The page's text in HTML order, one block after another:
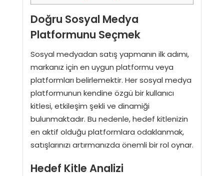
Doğru Sosyal Medya
Platformunu Seçmek
Sosyal medyadan satış yapmanın ilk adımı,
markanız için en uygun platformu veya
platformları belirlemektir. Her sosyal medya
platformunun kendine özgü bir kullanıcı
kitlesi, etkileşim şekli ve dinamiği
bulunmaktadır. Bu nedenle, hedef kitlenizin
en aktif olduğu platformlara odaklanmak,
satışlarınızı artırmanızda önemli bir rol oynar.
Hedef Kitle Analizi